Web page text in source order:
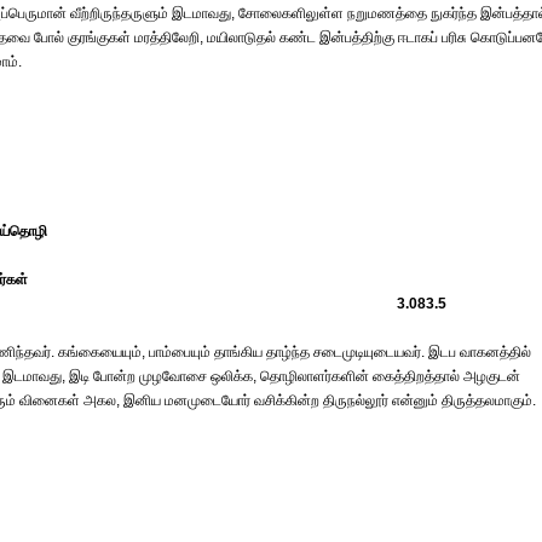
வீற்றிருந்தருளும் இடமாவது, சோலைகளிலுள்ள நறுமணத்தை நுகர்ந்த
போல் குரங்குகள் மரத்திலேறி, மயிலாடுதல் கண்ட இன்பத்திற்கு ஈடாகப் பரிசு
3.083.5
கங்கையையும், பாம்பையும் தாங்கிய தாழ்ந்த சடைமுடியுடையவர். இடப வாகனத்தில்
இடமாவது, இடி போன்ற முழவோசை ஒலிக்க, தொழிலாளர்களின் கைத்திறத்தால் அழகுடன்
வினைகள் அகல, இனிய மனமுடையோர் வசிக்கின்ற திருநல்லூர் என்னும் திருத்தலமாகும்.